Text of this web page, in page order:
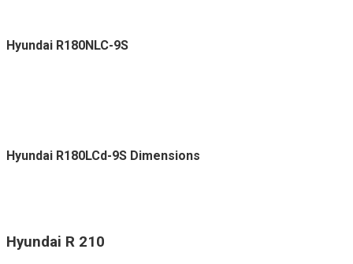
Hyundai R180NLC-9S
Hyundai R180LCd-9S Dimensions
Hyundai R 210